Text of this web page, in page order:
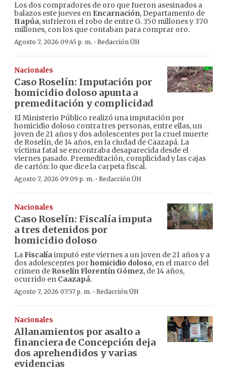
Los dos compradores de oro que fueron asesinados a
balazos este jueves en Encarnación, Departamento de
Itapúa, sufrieron el robo de entre G. 350 millones y 370
millones, con los que contaban para comprar oro.
Agosto 7, 2026 09:45 p. m. · Redacción ÚH
Nacionales
Caso Roselín: Imputación por
homicidio doloso apunta a
premeditación y complicidad
El Ministerio Público realizó una imputación por
homicidio doloso contra tres personas, entre ellas, un
joven de 21 años y dos adolescentes por la cruel muerte
de Roselín, de 14 años, en la ciudad de Caazapá. La
víctima fatal se encontraba desaparecida desde el
viernes pasado. Premeditación, complicidad y las cajas
de cartón: lo que dice la carpeta fiscal.
Agosto 7, 2026 09:09 p. m. · Redacción ÚH
Nacionales
Caso Roselín: Fiscalía imputa
a tres detenidos por
homicidio doloso
LaFiscalíaimputó este viernes a un joven de 21 años y a
dos adolescentes porhomicidio doloso, en el marco del
crimen de Roselín Florentín Gómez, de 14 años,
ocurrido en Caazapá.
Agosto 7, 2026 07:57 p. m. · Redacción ÚH
Nacionales
Allanamientos por asalto a
financiera de Concepción deja
dos aprehendidos y varias
evidencias